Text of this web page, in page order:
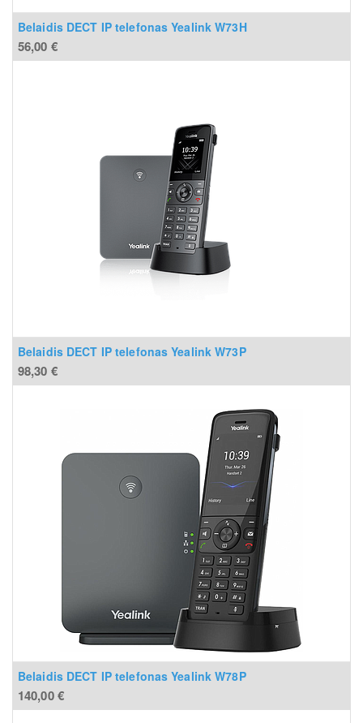
Belaidis DECT IP telefonas Yealink W73H
56,00 €
Belaidis DECT IP telefonas Yealink W73P
98,30 €
Belaidis DECT IP telefonas Yealink W78P
140,00€